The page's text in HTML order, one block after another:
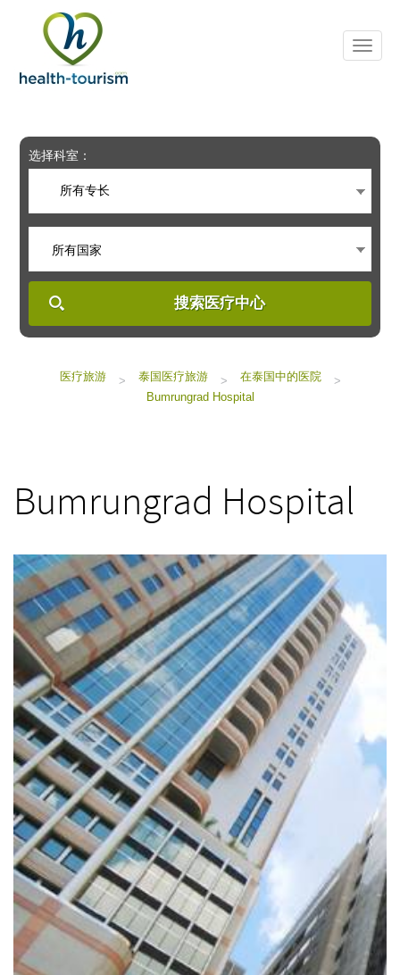
includes
system.
选择科室：
所有专长
所有国家
搜索医疗中心
医疗旅游 > 泰国医疗旅游 > 在泰国中的医院
>
Bumrungrad Hospital
Bumrungrad Hospital